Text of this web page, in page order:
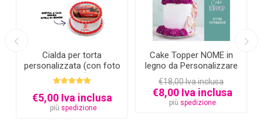
Cialda per torta
personalizzata (con foto
e testo)
€5,00 Iva inclusa
più spedizione
Cake Topper NOME in
legno da Personalizzare
€18,00 Iva inclusa
€8,00 Iva inclusa
più spedizione